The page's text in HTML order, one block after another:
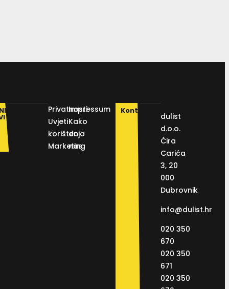
Privatnosti
Uvjeti
korištenja
Marketing
Impressum
Kako
do
nas
Kontakt
dulist
d.o.o.
Ćira
Carića
3, 20
000
Dubrovnik
info@dulist.hr
020 350
670
020 350
671
020 350